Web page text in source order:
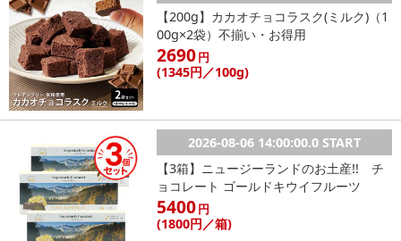
【200g】カカオチョコラスク(ミルク)（1
00g×2袋）不揃い・お得用
2690円
(1345円 ／100g)
2026-08-06 14:00:00.0 START
【3箱】ニュージーランドのお土産!! チ
ョコレート ゴールドキウイフルーツ
5400円
(1800円／箱)